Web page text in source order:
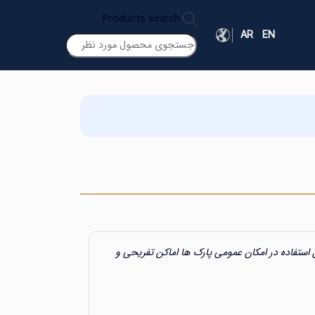
EN
AR
Products search
در امکان عمومی پارک ها اماکن تفریحی و